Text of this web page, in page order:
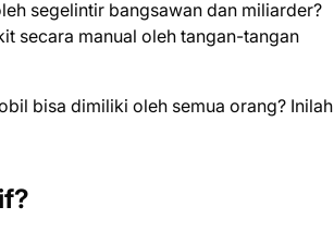
segelintir bangsawan dan miliarder?
secara manual oleh tangan-tangan
bisa dimiliki oleh semua orang? Inilah